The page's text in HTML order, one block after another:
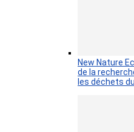
New Nature
de la
les déchets